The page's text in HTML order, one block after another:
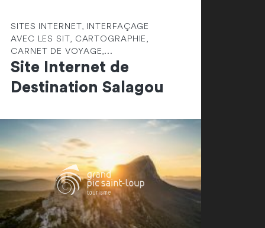
SITES INTERNET, INTERFAÇAGE
AVEC LES SIT, CARTOGRAPHIE,
CARNET DE VOYAGE,...
Site Internet de
Destination Salagou